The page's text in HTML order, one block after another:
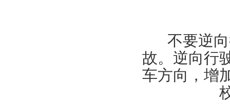
不要逆
故。逆向行
车方向，增